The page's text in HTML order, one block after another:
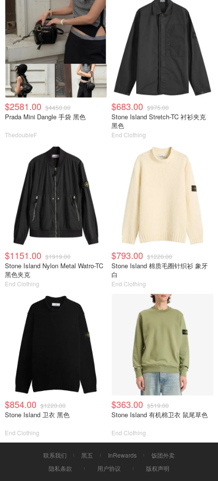
$2581.00 $4450.00
Prada Mini Dangle 手袋 黑色
ThedoubleF
$683.00 $975.00
Stone Island Stretch-TC 衬衫夹克
黑色
End Clothing
$1151.00 $1919.00
Stone Island Nylon Metal Watro-TC
黑色夹克
End Clothing
$793.00 $1220.00
Stone Island 棉质毛圈针织衫 象牙
白
End Clothing
$854.00 $1220.00
Stone Island 卫衣 黑色
End Clothing
$363.00 $519.00
Stone Island 有机棉卫衣 鼠尾草色
End Clothing
联系我们 黑五 InRewards
饭团外卖
隐私条款
用户协议 版权声明